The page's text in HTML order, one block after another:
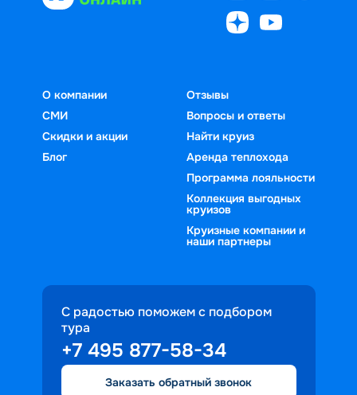
О компании
СМИ
Скидки и акции
Блог
Отзывы
Вопросы и ответы
Найти круиз
Аренда теплохода
Программа лояльности
Коллекция выгодных
круизов
Круизные компании и
наши партнеры
С радостью поможем с подбором
тура
+7 495 877-58-34
Заказать обратный звонок